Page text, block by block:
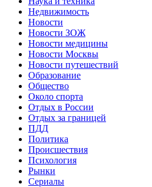
Недвижимость
Новости
Новости ЗОЖ
Новости медицины
Новости Москвы
Новости путешествий
Образование
Общество
Около спорта
Отдых в России
Отдых за границей
ПДД
Политика
Происшествия
Психология
Рынки
Сериалы